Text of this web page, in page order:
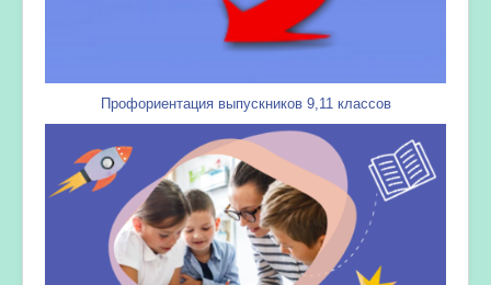
Профориентация выпускников 9,11 классов